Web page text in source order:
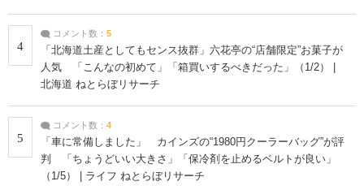
4
コメント数： 5
「北海道土産としてもセンス抜群」六花亭の“店舗限定”お菓子が
人気 「こんなの初めて」「箱買いするべきだった」（1/2） |
北海道 ねとらぼリサーチ
5
コメント数： 4
「車に常備しました」 カインズの“1980円クーラーバッグ”が評
判 「ちょうどいい大きさ」「保冷剤を止めるベルトが良い」
（1/5） | ライフ ねとらぼリサーチ